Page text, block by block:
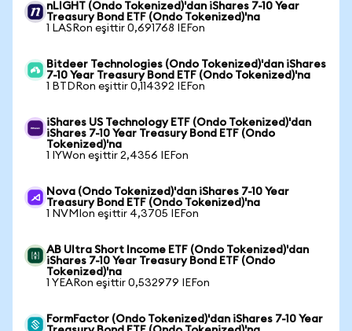
nLIGHT (Ondo Tokenized)'dan iShares 7-10 Year
Treasury Bond ETF (Ondo Tokenized)'na
1 LASRon eşittir 0,691768 IEFon
Bitdeer Technologies (Ondo Tokenized)'dan iShares
7-10 Year Treasury Bond ETF (Ondo Tokenized)'na
1 BTDRon eşittir 0,114392 IEFon
iShares US Technology ETF (Ondo Tokenized)'dan
iShares 7-10 Year Treasury Bond ETF (Ondo
Tokenized)'na
1 IYWon eşittir 2,4356 IEFon
Nova (Ondo Tokenized)'dan iShares 7-10 Year
Treasury Bond ETF (Ondo Tokenized)'na
1 NVMIon eşittir 4,3705 IEFon
AB Ultra Short Income ETF (Ondo Tokenized)'dan
iShares 7-10 Year Treasury Bond ETF (Ondo
Tokenized)'na
1 YEARon eşittir 0,532979 IEFon
FormFactor (Ondo Tokenized)'dan iShares 7-10 Year